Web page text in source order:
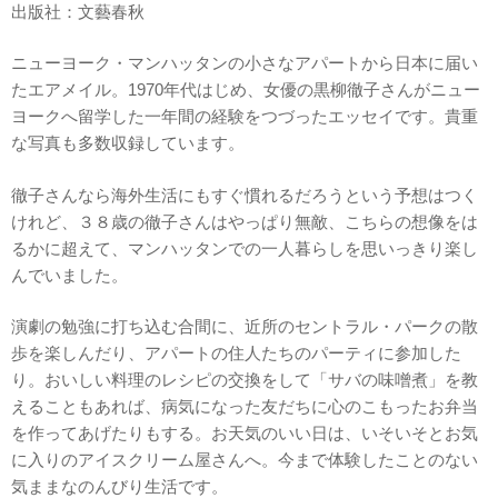
出版社：文藝春秋
ニューヨーク・マンハッタンの小さなアパートから日本に届い
たエアメイル。1970年代はじめ、女優の黒柳徹子さんがニュー
ヨークへ留学した一年間の経験をつづったエッセイです。貴重
な写真も多数収録しています。
徹子さんなら海外生活にもすぐ慣れるだろうという予想はつく
けれど、３８歳の徹子さんはやっぱり無敵、こちらの想像をは
るかに超えて、マンハッタンでの一人暮らしを思いっきり楽し
んでいました。
演劇の勉強に打ち込む合間に、近所のセントラル・パークの散
歩を楽しんだり、アパートの住人たちのパーティに参加した
り。おいしい料理のレシピの交換をして「サバの味噌煮」を教
えることもあれば、病気になった友だちに心のこもったお弁当
を作ってあげたりもする。お天気のいい日は、いそいそとお気
に入りのアイスクリーム屋さんへ。今まで体験したことのない
気ままなのんびり生活です。